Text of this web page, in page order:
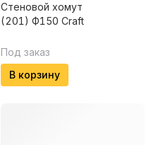
Стеновой хомут
(201) Ф150 Craft
Под заказ
В корзину